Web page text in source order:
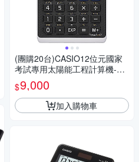
(團購20台)CASIO12位元國家
考試專用太陽能工程計算機-FX
-82SOLARII
$9,000
加入購物車